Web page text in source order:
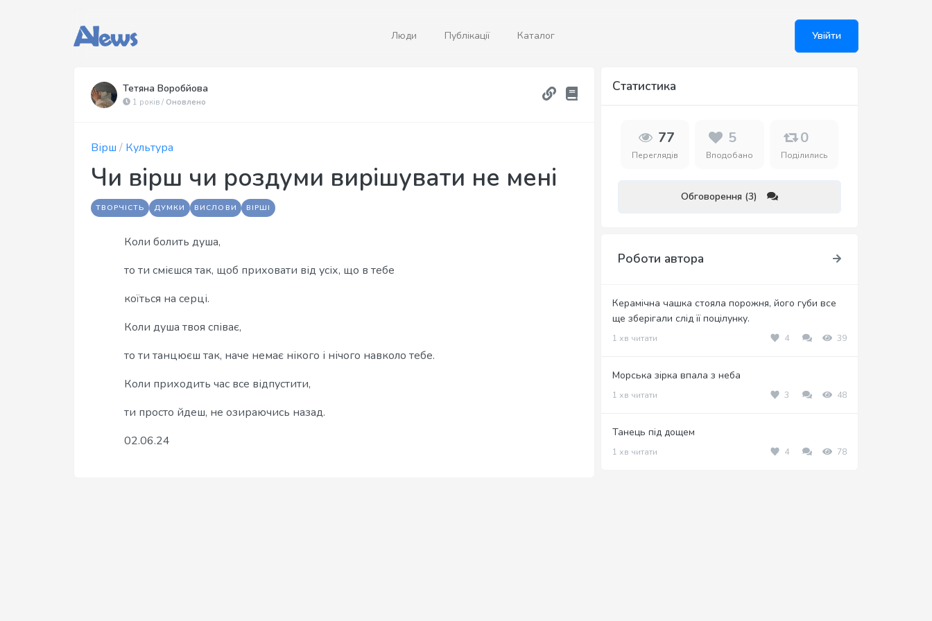
Люди Публікації Каталог Увійти
Тетяна Воробйова
1 років / Оновлено
Вірш / Культура
Чи вірш чи роздуми вирішувати не мені
ТВОРЧІСТЬ ДУМКИ ВИСЛОВИ ВІРШІ
Коли болить душа,
то ти смієшся так, щоб приховати від усіх, що в тебе
коїться на серці.
Коли душа твоя співає,
то ти танцюєш так, наче немає нікого і нічого навколо тебе.
Коли приходить час все відпустити,
ти просто йдеш, не озираючись назад.
02.06.24
Статистика
77
Переглядів
5
Вподобано
0
Поділились
Обговорення (3)
Роботи автора
Керамічна чашка стояла порожня, його губи все
ще зберігали слід її поцілунку.
1 хв читати 4 39
Морська зірка впала з неба
1 хв читати 3 48
Танець під дощем
1 хв читати 4 78